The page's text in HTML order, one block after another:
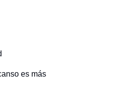
es más